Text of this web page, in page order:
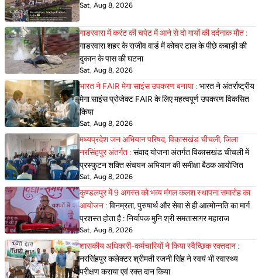
Sat, Aug 8, 2026
गाडरवारा में करंट की चपेट में आने से दो गायों की दर्दनाक मौत :
गाडरवारा शहर के राजीव वार्ड में कोचर टाल के पीछे कबाड़ी की
दुकान के पास की घटना
Sat, Aug 8, 2026
भारत ने FAIR मेगा साइंस उपकरण बनाया : भारत ने अंतर्राष्ट्रीय
मेगा साइंस प्रोजेक्ट FAIR के लिए महत्वपूर्ण उपकरण विकसित
किया
Sat, Aug 8, 2026
मध्यप्रदेश जन अभियान परिषद, विकासखंड चीचली, जिला
नरसिंहपुर अंतर्गत : संवाद योजना अंतर्गत विकासखंड चीचली में
प्रस्फुटन शक्ति संचयन अभियान की समीक्षा बैठक आयोजित
Sat, Aug 8, 2026
कुण्डलपुर में 9 अगस्त को भव्य मंगल कलश स्थापना समारोह का
आयोजन : विनम्रता, पुरुषार्थ और सेवा से ही आत्मोन्नति का मार्ग
प्रशस्त होता है : निर्यापक मुनि श्री समतासागर महाराज
Sat, Aug 8, 2026
शासकीय अधिकारी-कर्मचारियों ने किया स्वैच्छिक रक्तदान :
नरसिंहपुर कलेक्टर श्रीमती रजनी सिंह ने स्वयं भी स्वास्थ्य
परीक्षण कराया एवं रक्त दान किया